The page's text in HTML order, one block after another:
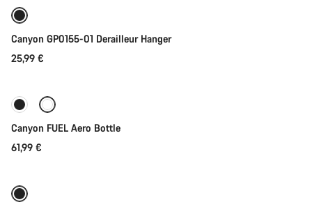
Canyon GP0155-01 Derailleur Hanger
25,99 €
Canyon FUEL Aero Bottle
61,99 €